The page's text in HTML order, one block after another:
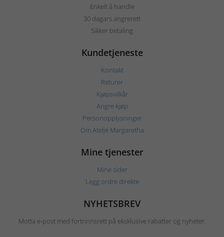
Enkelt å handle
30 dagars angrerett
Sikker betaling
Kundetjeneste
Kontakt
Returer
Kjøpsvilkår
Angre kjøp
Personopplysninger
Om Ateljé Margaretha
Mine tjenester
Mine sider
Legg ordre direkte
NYHETSBREV
Motta e-post med fortrinnsrett på eksklusive rabatter og nyheter.